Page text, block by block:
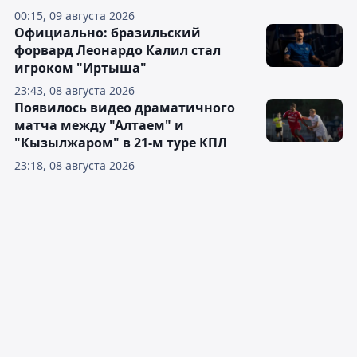
00:15, 09 августа 2026
23:43, 08 августа 2026
Официально: бразильский
форвард Леонардо Калил стал
игроком "Иртыша"
23:18, 08 августа 2026
Появилось видео драматичного
матча между "Алтаем" и
"Кызылжаром" в 21-м туре КПЛ